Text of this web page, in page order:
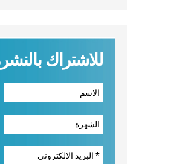
للاشتراك